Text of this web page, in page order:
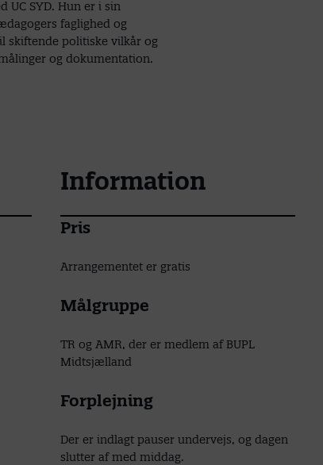
UC SYD. Hun er i sin
faglighed og
skiftende politiske vilkår og
og dokumentation.
Information
Pris
Arrangementet er gratis
Målgruppe
TR og AMR, der er medlem af BUPL
Midtsjælland
Forplejning
Der er indlagt pauser undervejs, og dagen
slutter af med middag.